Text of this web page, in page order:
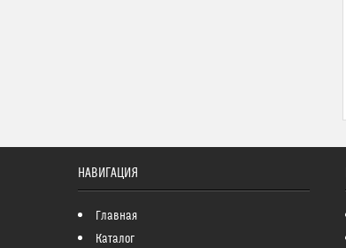
НАВИГАЦИЯ
Главная
Каталог